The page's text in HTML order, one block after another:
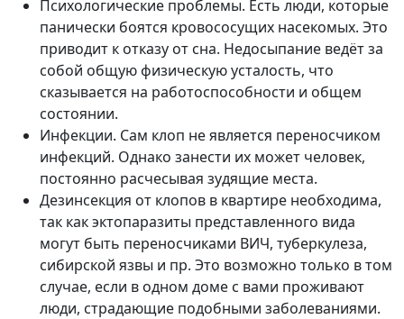
Психологические проблемы. Есть люди, которые
панически боятся кровососущих насекомых. Это
приводит к отказу от сна. Недосыпание ведёт за
собой общую физическую усталость, что
сказывается на работоспособности и общем
состоянии.
Инфекции. Сам клоп не является переносчиком
инфекций. Однако занести их может человек,
постоянно расчесывая зудящие места.
Дезинсекция от клопов в квартире необходима,
так как эктопаразиты представленного вида
могут быть переносчиками ВИЧ, туберкулеза,
сибирской язвы и пр. Это возможно только в том
случае, если в одном доме с вами проживают
люди, страдающие подобными заболеваниями.